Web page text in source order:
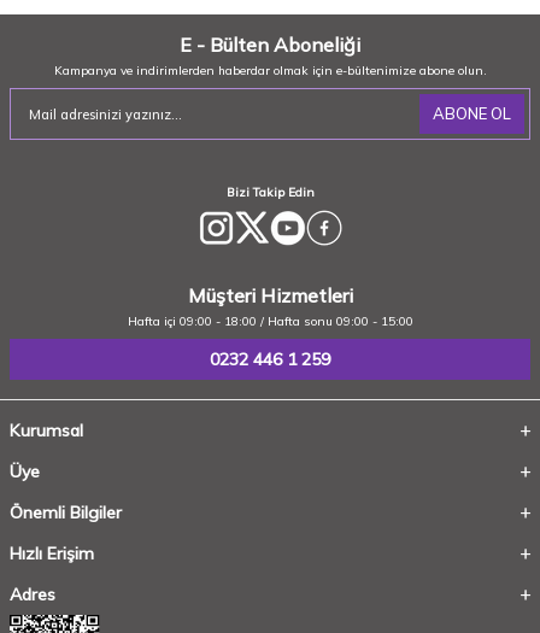
E - Bülten Aboneliği
Kampanya ve indirimlerden haberdar olmak için e-bültenimize abone olun.
ABONE OL
Bizi Takip Edin
Müşteri Hizmetleri
Hafta içi 09:00 - 18:00 / Hafta sonu 09:00 - 15:00
0232 446 1 259
Kurumsal
Üye
Önemli Bilgiler
Hızlı Erişim
Adres